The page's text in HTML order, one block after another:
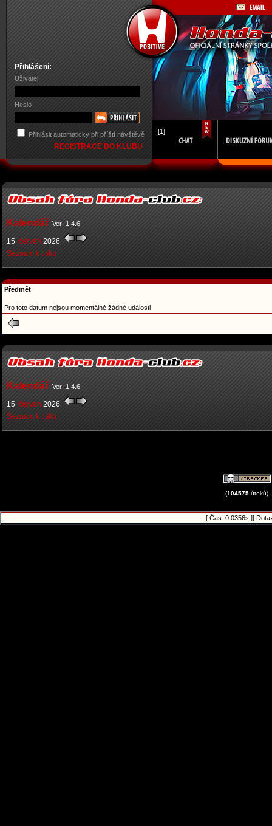
Přihlášení:
Uživatel
Heslo
Přihlásit automaticky při příští návštěvě
REGISTRACE DO KLUBU
[1]
Kalendář Ver: 1.4.6
15 červen 2026
Seznam k tisku
Předmět
Pro toto datum nejsou momentálně žádné události
Kalendář Ver: 1.4.6
15 červen 2026
Seznam k tisku
(104575 útoků)
[ Čas: 0.0356s ][